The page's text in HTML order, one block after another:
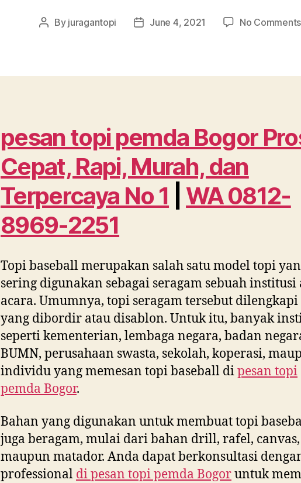
Post
By juragantopi
PostJune 4, 2021 No Comments
pesan topi pemda Bogor
Cepat, Rapi, Murah, dan
Terpercaya No 1
WA 0812-
8969-2251
Topi baseball merupakan salah satu model topi
sering digunakan sebagai seragam sebuah institusi
acara. Umumnya, topi seragam tersebut dilengkapi
yang dibordir atau disablon. Untuk itu, banyak
seperti kementerian, lembaga negara, badan
BUMN, perusahaan swasta, sekolah, koperasi,
individu yang memesan topi baseball dipesan topi
pemda Bogor.
Bahan yang digunakan untuk membuat topi
juga beragam, mulai dari bahan drill, rafel, canvas,
maupun matador. Anda dapat berkonsultasi
professional dipesan topi pemda Bogoruntuk